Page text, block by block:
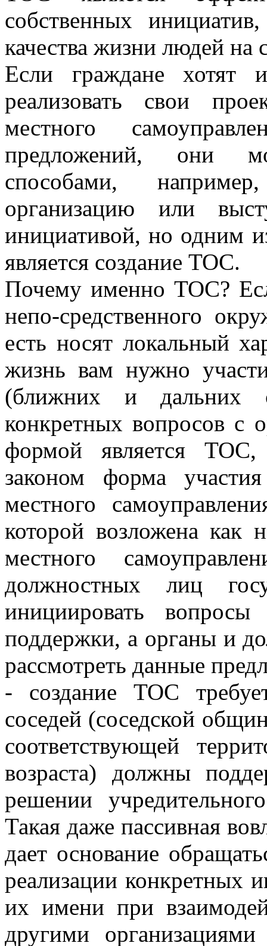
собственных
качества жизни людей на
Если граждане хотят
реализовать свои
местного
предложений, они
способами,
организацию или
инициативой, но одним
является создание ТОС.
Почему именно ТОС?
непо-средственного
есть носят локальный
жизнь вам нужно
(ближних и дальних
конкретных вопросов с
формой является ТОС,
законом форма
местного
которой возложена
местного
должностных лиц
инициировать
поддержки, а органы и
рассмотреть данные
- создание ТОС
соседей (соседской
соответствующей
возраста) должны
решении
Такая даже пассивная
дает основание
реализации конкретных
их имени при
другими